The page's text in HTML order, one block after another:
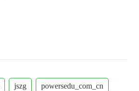
jszg powersedu_com_cn